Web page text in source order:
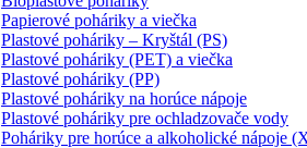
Papierové poháriky a viečka
Plastové poháriky – Kryštál (PS)
Plastové poháriky (PET) a viečka
Plastové poháriky (PP)
Plastové poháriky na horúce nápoje
Plastové poháriky pre ochladzovače vody
Poháriky pre horúce a alkoholické nápoje